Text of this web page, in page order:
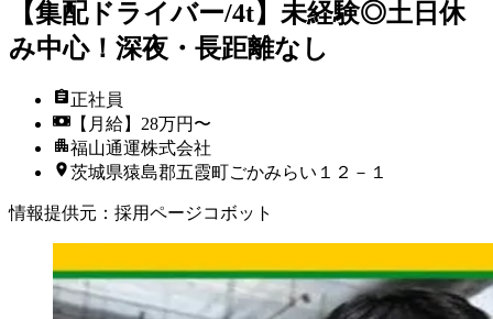
【集配ドライバー/4t】未経験◎土日休
み中心！深夜・長距離なし
正社員
【月給】28万円〜
福山通運株式会社
茨城県猿島郡五霞町ごかみらい１２－１
情報提供元 ： 採用ページコボット